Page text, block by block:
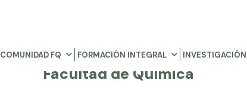
COMUNIDAD FQ FORMACIÓN INTEGRAL INVESTIGACIÓN
Facultad de Química